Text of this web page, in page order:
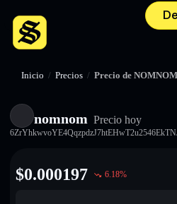
Inicio / Precios / Precio de NOMNOM
nomnom Precio hoy
$0.000197 6.18%